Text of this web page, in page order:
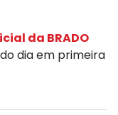
da BRADO
dia em primeira